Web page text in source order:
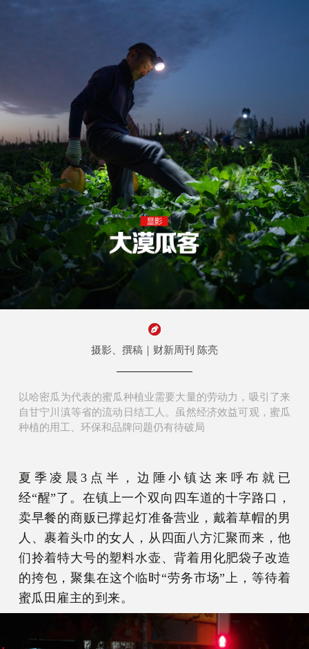
摄影、撰稿｜财新周刊 陈亮
以哈密瓜为代表的蜜瓜种植业需要大量的劳动力，吸引了来
自甘宁川滇等省的流动日结工人。虽然经济效益可观，蜜瓜
种植的用工、环保和品牌问题仍有待破局
夏季凌晨3点半，边陲小镇达来呼布就已
经“醒”了。在镇上一个双向四车道的十字路口，
卖早餐的商贩已撑起灯准备营业，戴着草帽的男
人、裹着头巾的女人，从四面八方汇聚而来，他
们拎着特大号的塑料水壶、背着用化肥袋子改造
的挎包，聚集在这个临时“劳务市场”上，等待着
蜜瓜田雇主的到来。